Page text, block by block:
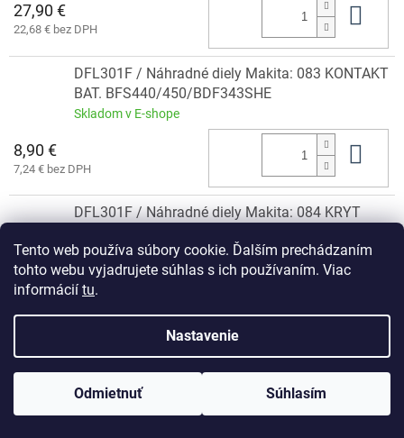
Tento web používa súbory cookie. Ďalším prechádzaním
tohto webu vyjadrujete súhlas s ich používaním. Viac
informácií tu.
Nastavenie
Odmietnuť Súhlasím
27,90 €
22,68 € bez DPH
DFL301F / Náhradné diely Makita: 083 KONTAKT
BAT. BFS440/450/BDF343SHE
Skladom v E-shope
8,90 €
7,24 € bez DPH
DFL301F / Náhradné diely Makita: 084 KRYT
Skladom v E-shope
99 €
DFL301F / Náhradné diely Makita: 086 SKRUTKA
M3x20
Skladom v E-shope